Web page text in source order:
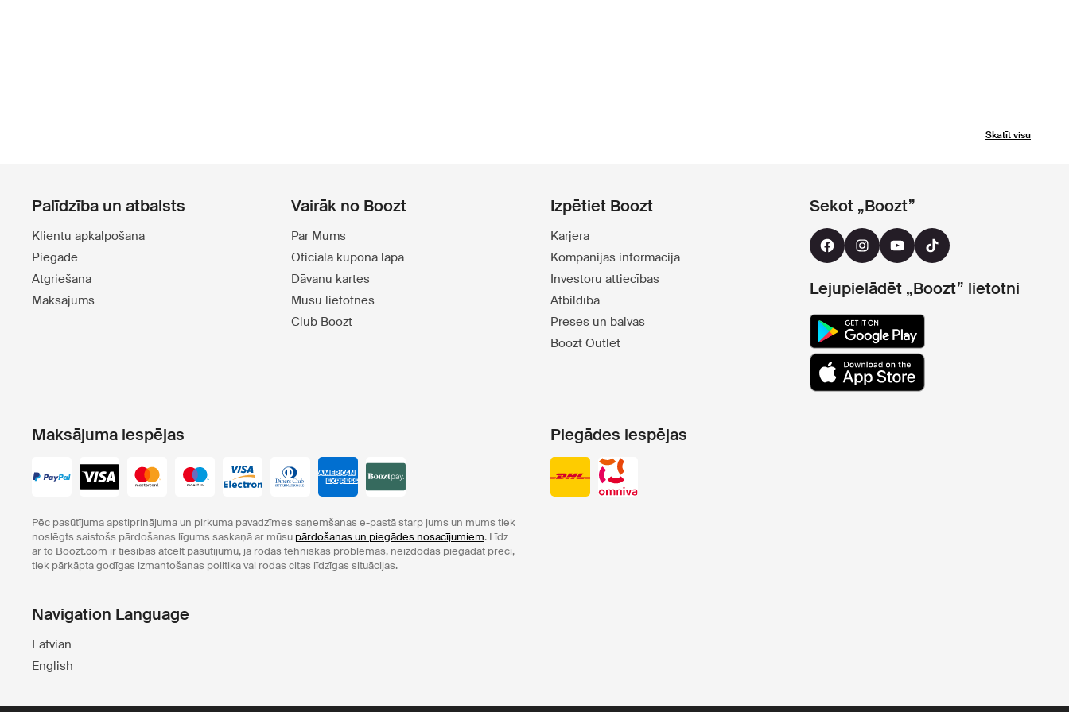
Skatīt visu
Palīdzība un atbalsts
Klientu apkalpošana
Piegāde
Atgriešana
Maksājums
Vairāk no Boozt
Par Mums
Oficiālā kupona lapa
Dāvanu kartes
Mūsu lietotnes
Club Boozt
Izpētiet Boozt
Karjera
Kompānijas informācija
Investoru attiecības
Atbildība
Preses un balvas
Boozt Outlet
Sekot „Boozt”
Lejupielādēt „Boozt” lietotni
Maksājuma iespējas
Pēc pasūtījuma apstiprinājuma un pirkuma pavadzīmes saņemšanas e-pastā starp jums un mums tiek
noslēgts saistošs pārdošanas līgums saskaņā ar mūsu pārdošanas un piegādes nosacījumiem. Līdz
ar to Boozt.com ir tiesības atcelt pasūtījumu, ja rodas tehniskas problēmas, neizdodas piegādāt preci,
tiek pārkāpta godīgas izmantošanas politika vai rodas citas līdzīgas situācijas.
Piegādes iespējas
Navigation Language
Latvian
English